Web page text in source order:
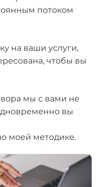
потоком
на ваши услуги,
чтобы вы
мы с вами не
вы
моей методике.